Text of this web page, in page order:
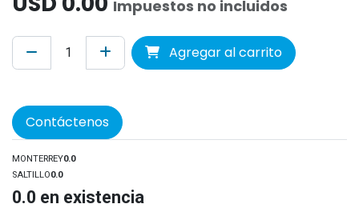
Impuestos no incluidos
Agregar al carrito
Contáctenos
MONTERREY0.0
SALTILLO0.0
0.0 en existencia